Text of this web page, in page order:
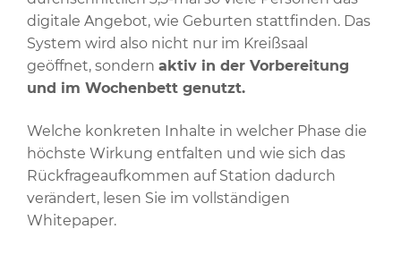
digitale Angebot, wie Geburten stattfinden. Das
System wird also nicht nur im Kreißsaal
geöffnet, sondern aktiv in der Vorbereitung
und im Wochenbett genutzt.
Welche konkreten Inhalte in welcher Phase die
höchste Wirkung entfalten und wie sich das
Rückfrageaufkommen auf Station dadurch
verändert, lesen Sie im vollständigen
Whitepaper.